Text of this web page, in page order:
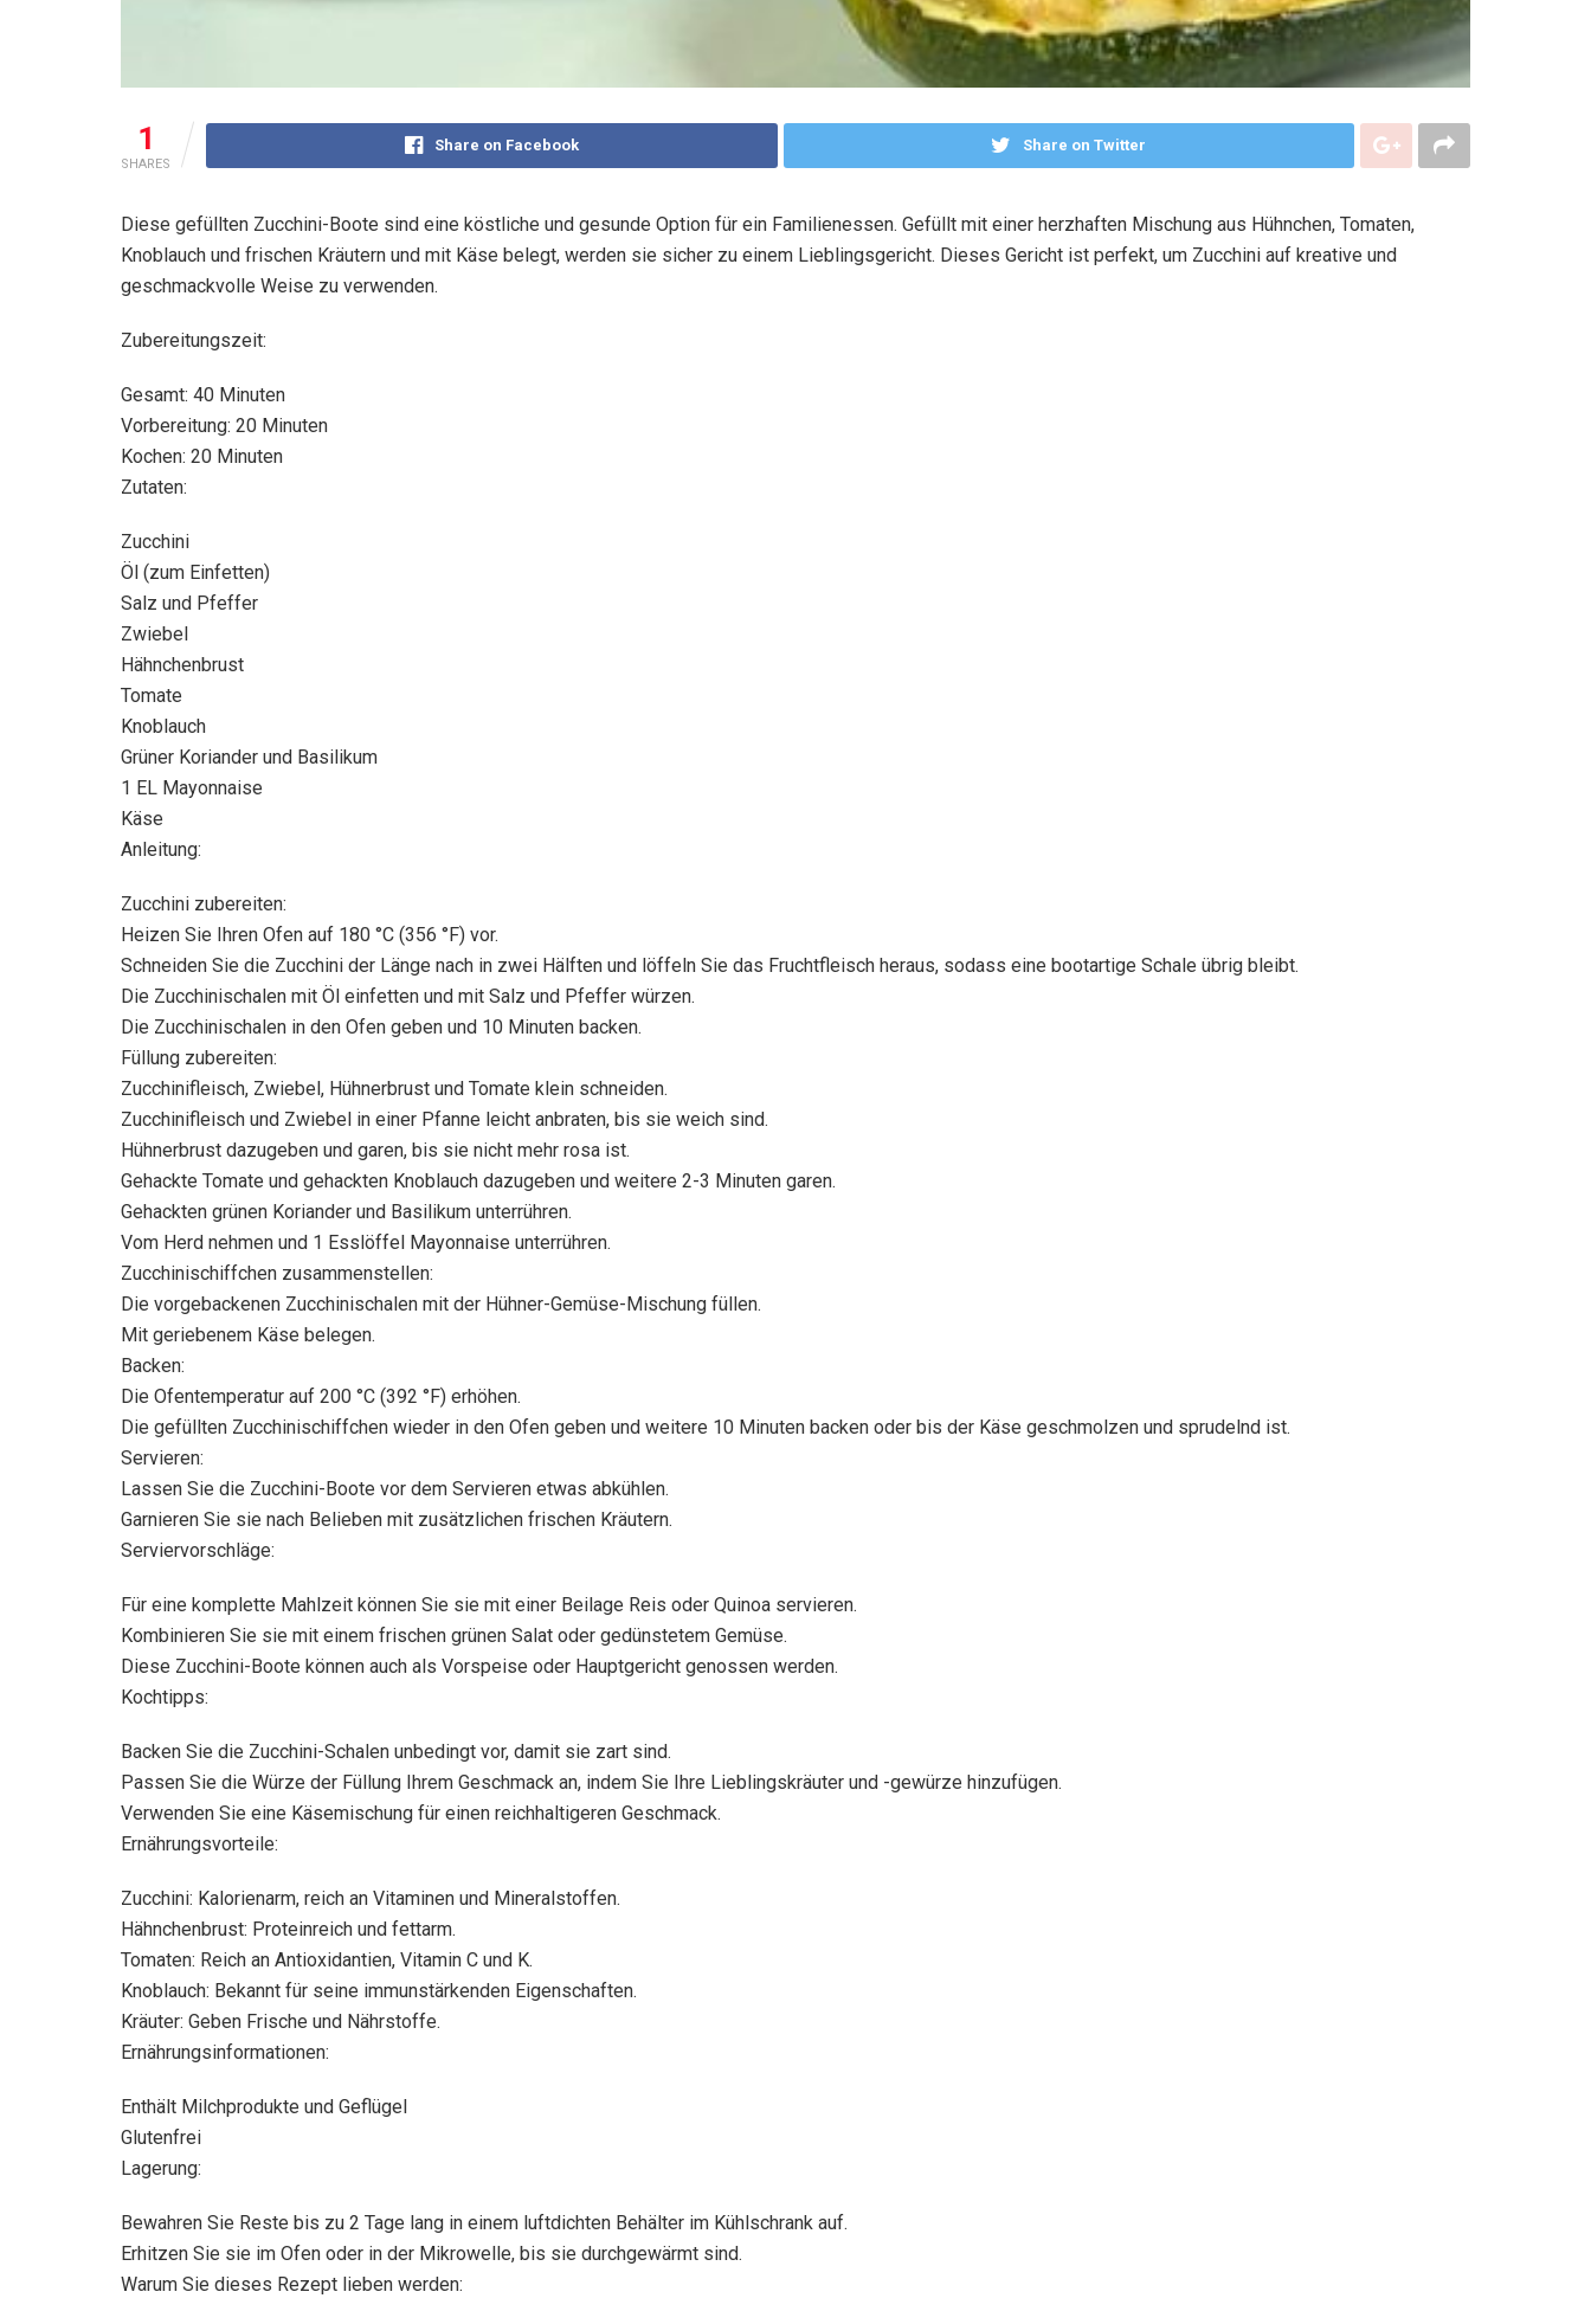
1
SHARES
Share on Facebook Share on Twitter
Diese gefüllten Zucchini-Boote sind eine köstliche und gesunde Option für ein Familienessen. Gefüllt mit einer herzhaften Mischung aus Hühnchen, Tomaten,
Knoblauch und frischen Kräutern und mit Käse belegt, werden sie sicher zu einem Lieblingsgericht. Dieses Gericht ist perfekt, um Zucchini auf kreative und
geschmackvolle Weise zu verwenden.
Zubereitungszeit:
Gesamt: 40 Minuten
Vorbereitung: 20 Minuten
Kochen: 20 Minuten
Zutaten:
Zucchini
Öl (zum Einfetten)
Salz und Pfeffer
Zwiebel
Hähnchenbrust
Tomate
Knoblauch
Grüner Koriander und Basilikum
1 EL Mayonnaise
Käse
Anleitung:
Zucchini zubereiten:
Heizen Sie Ihren Ofen auf 180 °C (356 °F) vor.
Schneiden Sie die Zucchini der Länge nach in zwei Hälften und löffeln Sie das Fruchtfleisch heraus, sodass eine bootartige Schale übrig bleibt.
Die Zucchinischalen mit Öl einfetten und mit Salz und Pfeffer würzen.
Die Zucchinischalen in den Ofen geben und 10 Minuten backen.
Füllung zubereiten:
Zucchinifleisch, Zwiebel, Hühnerbrust und Tomate klein schneiden.
Zucchinifleisch und Zwiebel in einer Pfanne leicht anbraten, bis sie weich sind.
Hühnerbrust dazugeben und garen, bis sie nicht mehr rosa ist.
Gehackte Tomate und gehackten Knoblauch dazugeben und weitere 2-3 Minuten garen.
Gehackten grünen Koriander und Basilikum unterrühren.
Vom Herd nehmen und 1 Esslöffel Mayonnaise unterrühren.
Zucchinischiffchen zusammenstellen:
Die vorgebackenen Zucchinischalen mit der Hühner-Gemüse-Mischung füllen.
Mit geriebenem Käse belegen.
Backen:
Die Ofentemperatur auf 200 °C (392 °F) erhöhen.
Die gefüllten Zucchinischiffchen wieder in den Ofen geben und weitere 10 Minuten backen oder bis der Käse geschmolzen und sprudelnd ist.
Servieren:
Lassen Sie die Zucchini-Boote vor dem Servieren etwas abkühlen.
Garnieren Sie sie nach Belieben mit zusätzlichen frischen Kräutern.
Serviervorschläge:
Für eine komplette Mahlzeit können Sie sie mit einer Beilage Reis oder Quinoa servieren.
Kombinieren Sie sie mit einem frischen grünen Salat oder gedünstetem Gemüse.
Diese Zucchini-Boote können auch als Vorspeise oder Hauptgericht genossen werden.
Kochtipps:
Backen Sie die Zucchini-Schalen unbedingt vor, damit sie zart sind.
Passen Sie die Würze der Füllung Ihrem Geschmack an, indem Sie Ihre Lieblingskräuter und -gewürze hinzufügen.
Verwenden Sie eine Käsemischung für einen reichhaltigeren Geschmack.
Ernährungsvorteile:
Zucchini: Kalorienarm, reich an Vitaminen und Mineralstoffen.
Hähnchenbrust: Proteinreich und fettarm.
Tomaten: Reich an Antioxidantien, Vitamin C und K.
Knoblauch: Bekannt für seine immunstärkenden Eigenschaften.
Kräuter: Geben Frische und Nährstoffe.
Ernährungsinformationen:
Enthält Milchprodukte und Geflügel
Glutenfrei
Lagerung:
Bewahren Sie Reste bis zu 2 Tage lang in einem luftdichten Behälter im Kühlschrank auf.
Erhitzen Sie sie im Ofen oder in der Mikrowelle, bis sie durchgewärmt sind.
Warum Sie dieses Rezept lieben werden: